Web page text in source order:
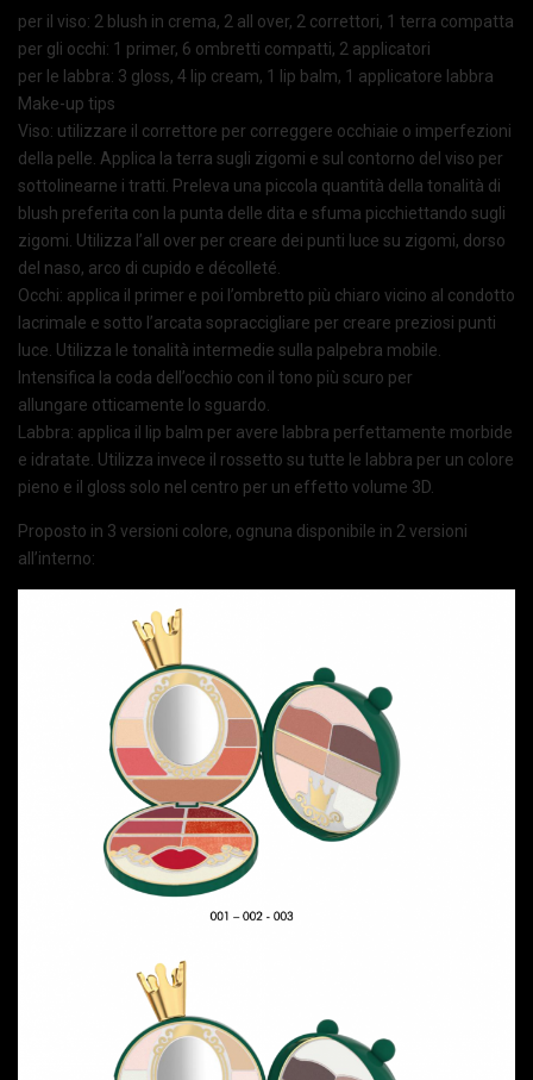
per il viso: 2 blush in crema, 2 all over, 2 correttori, 1 terra compatta
per gli occhi: 1 primer, 6 ombretti compatti, 2 applicatori
per le labbra: 3 gloss, 4 lip cream, 1 lip balm, 1 applicatore labbra
Make-up tips
Viso: utilizzare il correttore per correggere occhiaie o imperfezioni
della pelle. Applica la terra sugli zigomi e sul contorno del viso per
sottolinearne i tratti. Preleva una piccola quantità della tonalità di
blush preferita con la punta delle dita e sfuma picchiettando sugli
zigomi. Utilizza l’all over per creare dei punti luce su zigomi, dorso
del naso, arco di cupido e décolleté.
Occhi: applica il primer e poi l’ombretto più chiaro vicino al condotto
lacrimale e sotto l’arcata sopraccigliare per creare preziosi punti
luce. Utilizza le tonalità intermedie sulla palpebra mobile.
Intensifica la coda dell’occhio con il tono più scuro per
allungare otticamente lo sguardo.
Labbra: applica il lip balm per avere labbra perfettamente morbide
e idratate. Utilizza invece il rossetto su tutte le labbra per un colore
pieno e il gloss solo nel centro per un effetto volume 3D.
Proposto in 3 versioni colore, ognuna disponibile in 2 versioni
all’interno: